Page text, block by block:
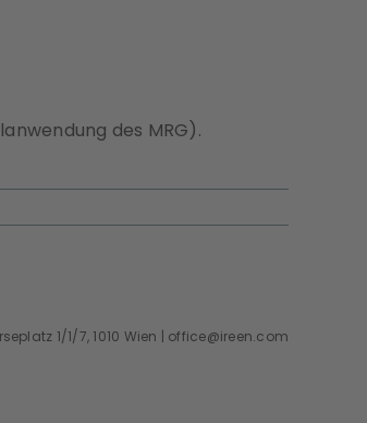
des MRG).
1/1/7, 1010 Wien | office@ireen.com